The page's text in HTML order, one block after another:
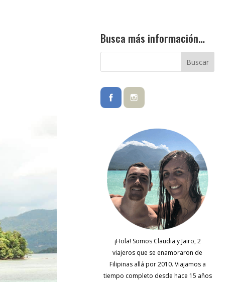
Busca más información…
¡Hola! Somos Claudia y Jairo, 2
viajeros que se enamoraron de
Filipinas allá por 2010. Viajamos a
tiempo completo desde hace 15 años